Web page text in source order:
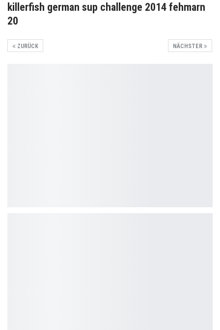
killerfish german sup challenge 2014 fehmarn
20
NÄCHSTER
ZURÜCK